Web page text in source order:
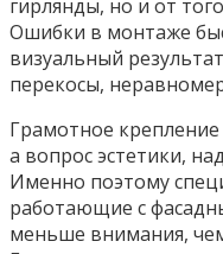
гирлянды, но и от
Ошибки в монтаже
визуальный
перекосы,
Грамотное
а вопрос эстетики,
Именно поэтому
работающие с
меньше внимания,